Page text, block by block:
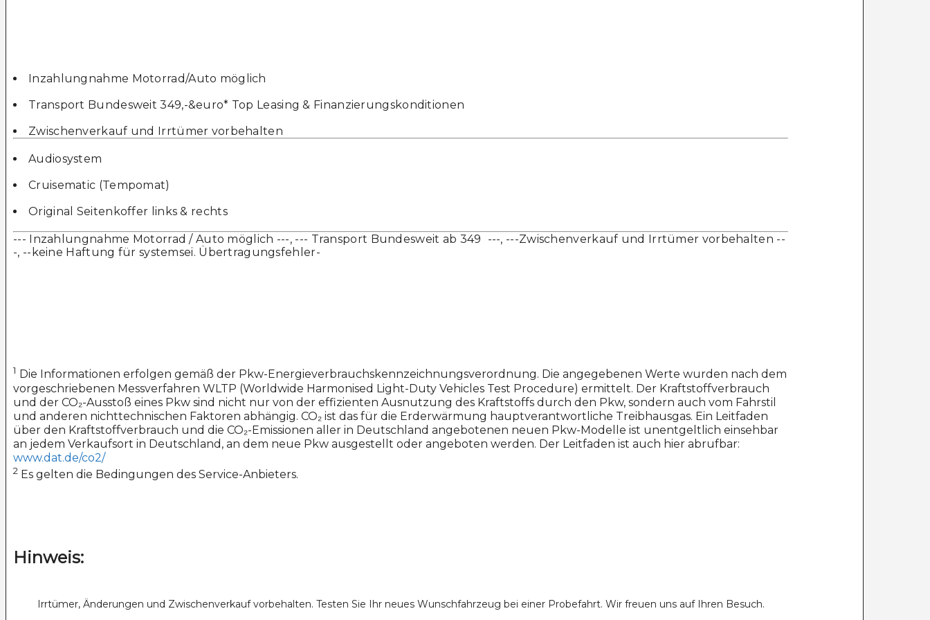
Inzahlungnahme Motorrad/Auto möglich
Transport Bundesweit 349,-&euro* Top Leasing & Finanzierungskonditionen
Zwischenverkauf und Irrtümer vorbehalten
Audiosystem
Cruisematic (Tempomat)
Original Seitenkoffer links & rechts
--- Inzahlungnahme Motorrad / Auto möglich ---, --- Transport Bundesweit ab 349  ---, ---Zwischenverkauf und Irrtümer vorbehalten --
-, --keine Haftung für systemsei. Übertragungsfehler-
1 Die Informationen erfolgen gemäß der Pkw-Energieverbrauchskennzeichnungsverordnung. Die angegebenen Werte wurden nach dem
vorgeschriebenen Messverfahren WLTP (Worldwide Harmonised Light-Duty Vehicles Test Procedure) ermittelt. Der Kraftstoffverbrauch
und der CO₂-Ausstoß eines Pkw sind nicht nur von der effizienten Ausnutzung des Kraftstoffs durch den Pkw, sondern auch vom Fahrstil
und anderen nichttechnischen Faktoren abhängig. CO₂ ist das für die Erderwärmung hauptverantwortliche Treibhausgas. Ein Leitfaden
über den Kraftstoffverbrauch und die CO₂-Emissionen aller in Deutschland angebotenen neuen Pkw-Modelle ist unentgeltlich einsehbar
an jedem Verkaufsort in Deutschland, an dem neue Pkw ausgestellt oder angeboten werden. Der Leitfaden ist auch hier abrufbar:
www.dat.de/co2/
2 Es gelten die Bedingungen des Service-Anbieters.
Hinweis:
Irrtümer, Änderungen und Zwischenverkauf vorbehalten. Testen Sie Ihr neues Wunschfahrzeug bei einer Probefahrt. Wir freuen uns auf Ihren Besuch.